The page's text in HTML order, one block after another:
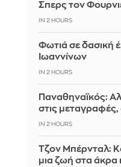
Σπερς τον
IN 2 HOURS
Φωτιά σε δασική
Ιωαννίνων
IN 2 HOURS
Παναθηναϊκός:
στις
IN 2 HOURS
Τζον Μπέρνταλ:
μια ζωή στα άκρα